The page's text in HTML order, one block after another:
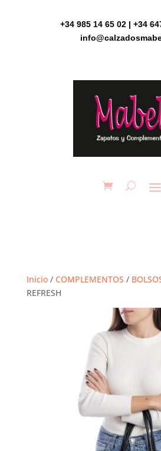
+34 985 14 65 02 | +34
Inicio/ COMPLEMENTOS /
REFRESH